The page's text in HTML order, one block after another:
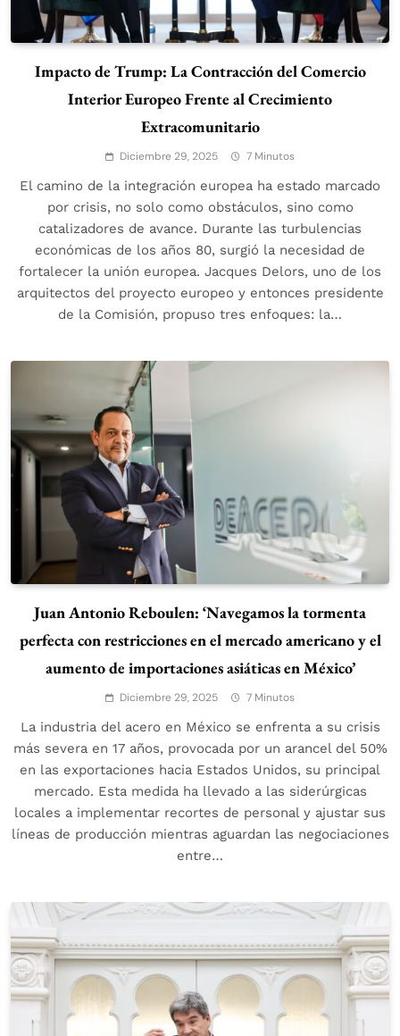
Impacto de Trump: La Contracción del Comercio
Interior Europeo Frente al Crecimiento
Extracomunitario
Diciembre 29, 2025 7 Minutos
El camino de la integración europea ha estado marcado
por crisis, no solo como obstáculos, sino como
catalizadores de avance. Durante las turbulencias
económicas de los años 80, surgió la necesidad de
fortalecer la unión europea. Jacques Delors, uno de los
arquitectos del proyecto europeo y entonces presidente
de la Comisión, propuso tres enfoques: la…
Juan Antonio Reboulen: ‘Navegamos la tormenta
perfecta con restricciones en el mercado americano y el
aumento de importaciones asiáticas en México’
Diciembre 29, 2025 7 Minutos
La industria del acero en México se enfrenta a su crisis
más severa en 17 años, provocada por un arancel del 50%
en las exportaciones hacia Estados Unidos, su principal
mercado. Esta medida ha llevado a las siderúrgicas
locales a implementar recortes de personal y ajustar sus
líneas de producción mientras aguardan las negociaciones
entre…